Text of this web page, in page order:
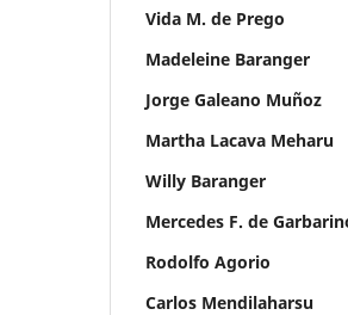
Vida M. de Prego
Madeleine Baranger
Jorge Galeano Muñoz
Martha Lacava Meharu
Willy Baranger
Mercedes F. de
Rodolfo Agorio
Carlos Mendilaharsu